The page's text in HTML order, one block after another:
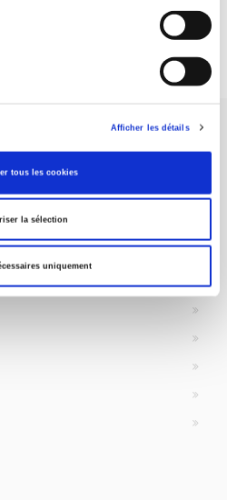
Afficher les détails
tous les cookies
la sélection
uniquement
humaines et sociales, les
et des idéescontinuer